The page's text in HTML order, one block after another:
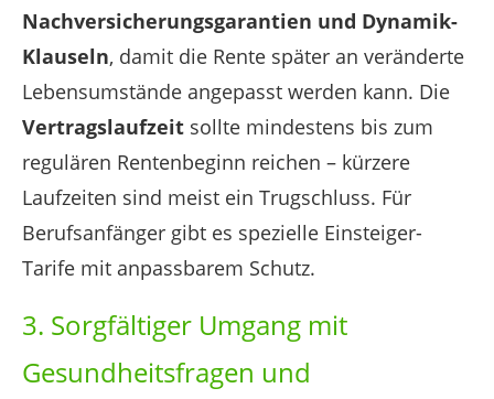
Nachversicherungsgarantien und Dynamik-
Klauseln, damit die Rente später an veränderte
Lebensumstände angepasst werden kann. Die
Vertragslaufzeit sollte mindestens bis zum
regulären Rentenbeginn reichen – kürzere
Laufzeiten sind meist ein Trugschluss. Für
Berufsanfänger gibt es spezielle Einsteiger-
Tarife mit anpassbarem Schutz.
3. Sorgfältiger Umgang mit
Gesundheitsfragen und